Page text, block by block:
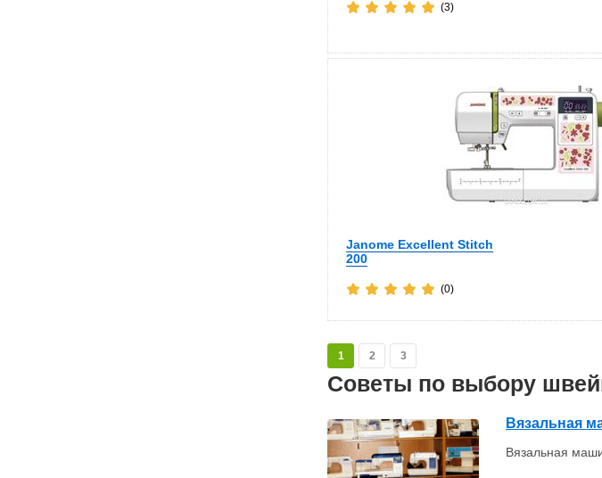
(3)
Janome Excellent Stitch
200
(0)
1 2 3
Советы по выбору
Вязальная
Вязальная